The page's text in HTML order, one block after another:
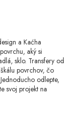
a Kaćha
aký si
sklo. Transfery od
povrchov, čo
odlepte,
svoj projekt na